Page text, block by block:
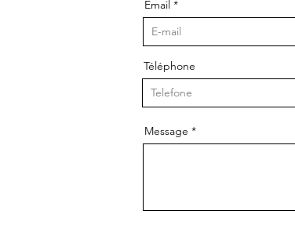
Email
Téléphone
Message